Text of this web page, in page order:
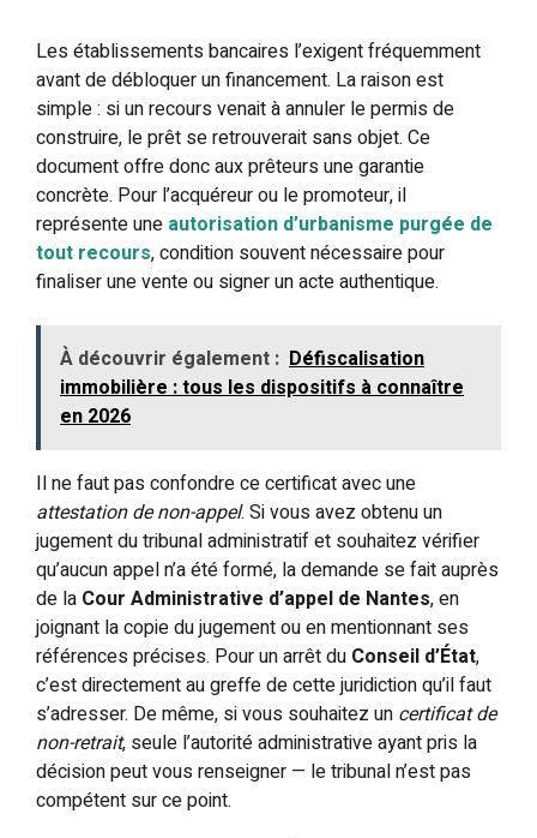
Les établissements bancaires l’exigent fréquemment
avant de débloquer un financement. La raison est
simple : si un recours venait à annuler le permis de
construire, le prêt se retrouverait sans objet. Ce
document offre donc aux prêteurs une garantie
concrète. Pour l’acquéreur ou le promoteur, il
représente une autorisation d’urbanisme purgée de
tout recours, condition souvent nécessaire pour
finaliser une vente ou signer un acte authentique.
À découvrir également : Défiscalisation
immobilière : tous les dispositifs à connaître
en 2026
Il ne faut pas confondre ce certificat avec une
attestation de non-appel. Si vous avez obtenu un
jugement du tribunal administratif et souhaitez vérifier
qu’aucun appel n’a été formé, la demande se fait auprès
de la Cour Administrative d’appel de Nantes, en
joignant la copie du jugement ou en mentionnant ses
références précises. Pour un arrêt du Conseil d’État,
c’est directement au greffe de cette juridiction qu’il faut
s’adresser. De même, si vous souhaitez un certificat de
non-retrait, seule l’autorité administrative ayant pris la
décision peut vous renseigner — le tribunal n’est pas
compétent sur ce point.